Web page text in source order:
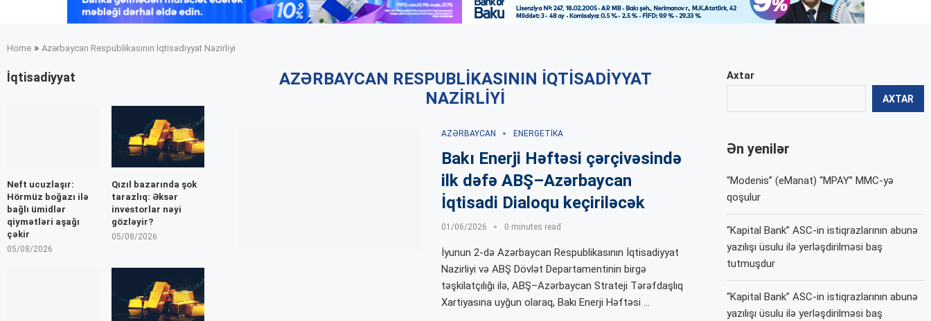
Home » Azərbaycan Respublikasının İqtisadiyyat Nazirliyi
AZƏRBAYCAN RESPUBLIKASININ İQTISADIYYAT
NAZIRLIYI
AZƏRBAYCAN ENERGETIKA
Bakı Enerji Həftəsi çərçivəsində
ilk dəfə ABŞ–Azərbaycan
İqtisadi Dialoqu keçiriləcək
01/06/2026 0 minutes read
İyunun 2-də Azərbaycan Respublikasının İqtisadiyyat
Nazirliyi və ABŞ Dövlət Departamentinin birgə
təşkilatçılığı ilə, ABŞ–Azərbaycan Strateji Tərəfdaşlıq
Xartiyasına uyğun olaraq, Bakı Enerji Həftəsi …
Axtar
AXTAR
Ən yenilər
“Modenis” (eManat) “MPAY” MMC-yə
qoşulur
“Kapital Bank” ASC-in istiqrazlarının abunə
yazılışı üsulu ilə yerləşdirilməsi baş
tutmuşdur
“Kapital Bank” ASC-in istiqrazlarının abunə
yazılışı üsulu ilə yerləşdirilməsi baş
İqtisadiyyat
Neft ucuzlaşır:
Hörmüz boğazı ilə
bağlı ümidlər
qiymətləri aşağı
çəkir
05/08/2026
Qızıl bazarında şok
tarazlıq: Əksər
investorlar nəyi
gözləyir?
05/08/2026